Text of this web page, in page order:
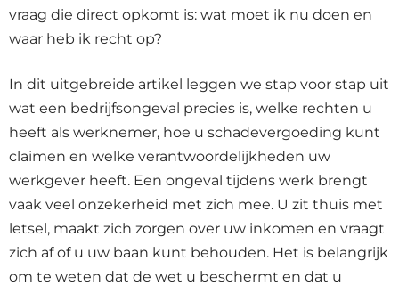
vraag die direct opkomt is: wat moet ik nu doen en
waar heb ik recht op?
In dit uitgebreide artikel leggen we stap voor stap uit
wat een bedrijfsongeval precies is, welke rechten u
heeft als werknemer, hoe u schadevergoeding kunt
claimen en welke verantwoordelijkheden uw
werkgever heeft. Een ongeval tijdens werk brengt
vaak veel onzekerheid met zich mee. U zit thuis met
letsel, maakt zich zorgen over uw inkomen en vraagt
zich af of u uw baan kunt behouden. Het is belangrijk
om te weten dat de wet u beschermt en dat u